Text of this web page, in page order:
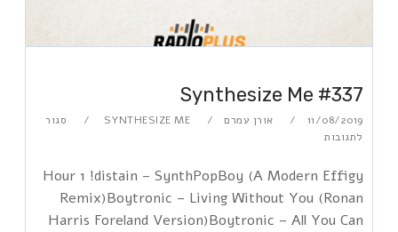
Synthesize Me #337
11/08/2019 אורן עמרם SYNTHESIZE ME
סגור
לתגובות
Hour 1 !distain – SynthPopBoy (A Modern Effigy
Remix)Boytronic – Living Without You (Ronan
Harris Foreland Version)Boytronic – All You Can